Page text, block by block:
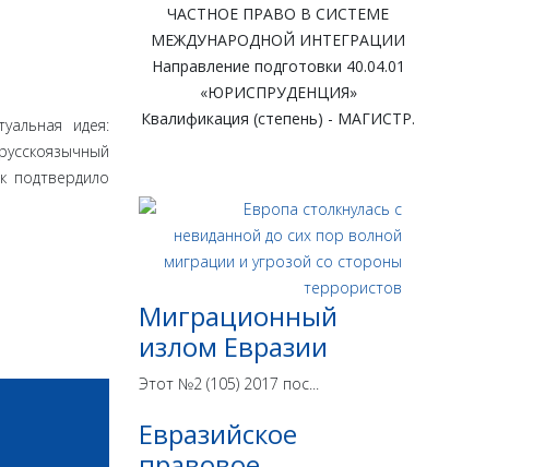
идея:
подтвердило
ЧАСТНОЕ ПРАВО В СИСТЕМЕ
МЕЖДУНАРОДНОЙ ИНТЕГРАЦИИ
Направление подготовки 40.04.01
«ЮРИСПРУДЕНЦИЯ»
Квалификация (степень) - МАГИСТР.
Миграционный
излом Евразии
Этот №2 (105) 2017 пос...
Евразийское